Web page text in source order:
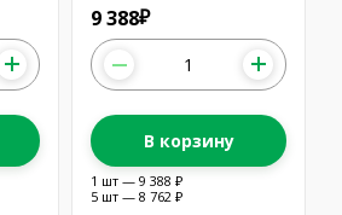
9 388₽
В корзину
1 шт — 9 388 ₽
5 шт — 8 762 ₽